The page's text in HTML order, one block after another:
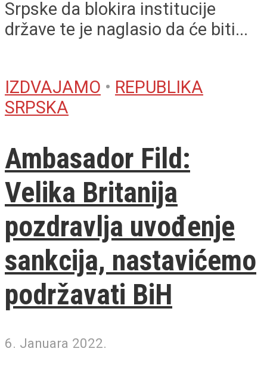
Srpske da blokira institucije
države te je naglasio da će biti...
IZDVAJAMO • REPUBLIKA
SRPSKA
Ambasador Fild:
Velika Britanija
pozdravlja uvođenje
sankcija, nastavićemo
podržavati BiH
6. Januara 2022.